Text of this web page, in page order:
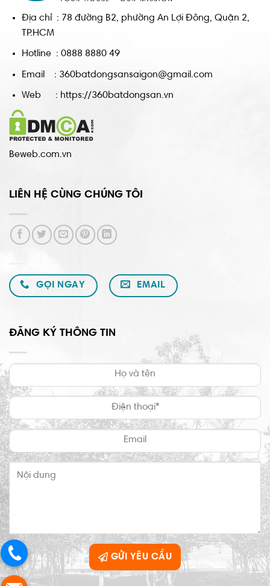
Địa chỉ : 78 đường B2, phường An Lợi Đông, Quận 2,
TP.HCM
Hotline : 0888 8880 49
Email : 360batdongsansaigon@gmail.com
Web : https://360batdongsan.vn
Beweb.com.vn
LIÊN HỆ CÙNG CHÚNG TÔI
GỌI NGAY EMAIL
ĐĂNG KÝ THÔNG TIN
GỬI YÊU CẦU